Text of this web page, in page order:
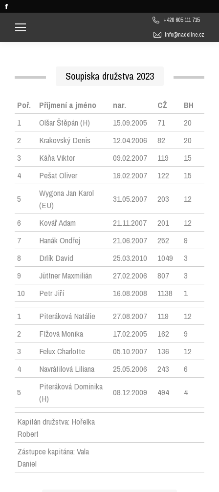
opens
in
+420 605 111 715
info@nadoline.cz
Soupiska družstva 2023
Poř. Příjmení a jméno nar. CŽ
BH
1
Olšar Štěpán (H) 15.09.2005 71
20
2
Krakovský Denis 12.04.2006 82
20
3
Káňa Viktor 09.02.2007 119
15
4
Pešat Oliver 19.02.2007 122 15
5
Wygona Jan Karol
(EU)
31.05.2007 203 12
6 Kovář Adam 21.11.2007 201
12
7
Hanák Ondřej 21.06.2007 252
9
8
Drlík David 25.03.2010 1049
3
9
Jüttner Maxmilián 27.02.2006 807
3
10
Petr Jiří 16.08.2008 1138 1
1 Piteráková Natálie 27.08.2007 119
12
2
Fížová Monika 17.02.2005 162
9
3
Felux Charlotte 05.10.2007 136
12
4
Navrátilová Liliana 25.05.2006 243 6
5
Piteráková Dominika
(H)
08.12.2009 494 4
Kapitán družstva: Hořelka
Robert
Zástupce kapitána: Vala
Daniel